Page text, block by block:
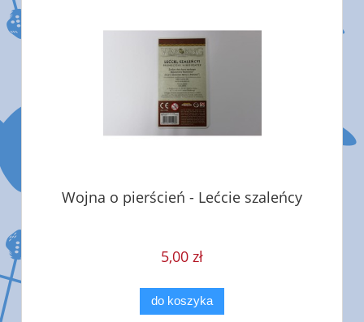
Wojna o pierścień - Lećcie szaleńcy
5,00 zł
do koszyka